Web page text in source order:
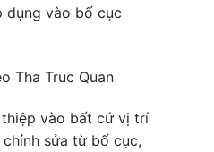
dụng vào bố cục
vào bất cứ vị trí
sửa từ bố cục,